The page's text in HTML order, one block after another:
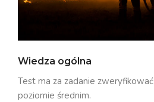
Wiedza ogólna
Test ma za zadanie
poziomie średnim.